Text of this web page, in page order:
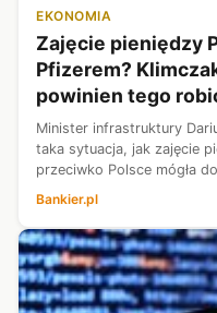
EKONOMIA
Zajęcie pieniędzy
Pfizerem?
powinien tego
Minister infrastruktury
taka sytuacja, jak zajęcie
przeciwko Polsce mógła
żaden sąd nie powinien
bezpieczeństwu lot...
Bankier.pl